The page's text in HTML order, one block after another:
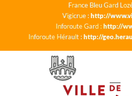
France Bleu Gard
Vigicrue :http://
Inforoute Gard :http://
Inforoute Hérault :http://